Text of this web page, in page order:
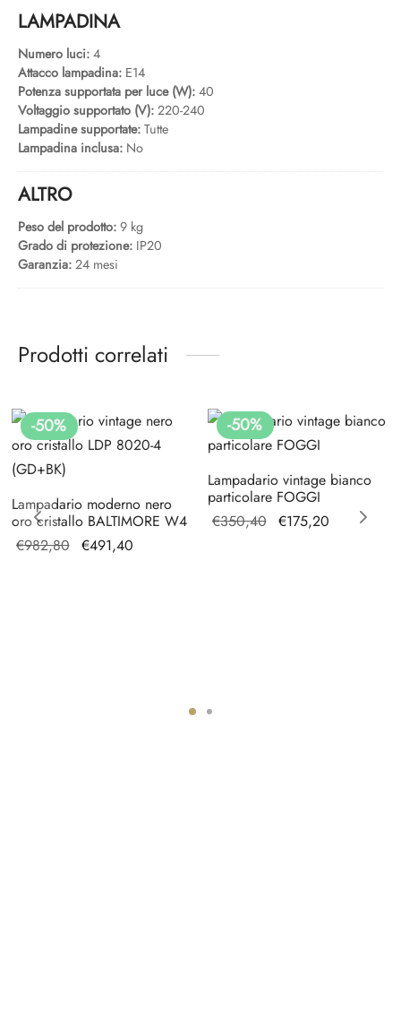
LAMPADINA
Numero luci: 4
Attacco lampadina: E14
Potenza supportata per luce (W): 40
Voltaggio supportato (V): 220-240
Lampadine supportate: Tutte
Lampadina inclusa: No
ALTRO
Peso del prodotto: 9 kg
Grado di protezione: IP20
Garanzia: 24 mesi
Prodotti correlati
-50%
Lampadario moderno nero
oro cristallo BALTIMORE W4
€982,80 Il prezzo
€491,40
-50%
Lampadario vintage bianco
particolare FOGGI
€350,40 Il prezzo
€175,20
Il prezzo